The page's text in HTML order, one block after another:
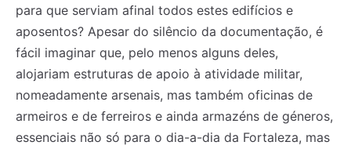
para que serviam afinal todos estes edifícios e
aposentos? Apesar do silêncio da documentação, é
fácil imaginar que, pelo menos alguns deles,
alojariam estruturas de apoio à atividade militar,
nomeadamente arsenais, mas também oficinas de
armeiros e de ferreiros e ainda armazéns de géneros,
essenciais não só para o dia-a-dia da Fortaleza, mas